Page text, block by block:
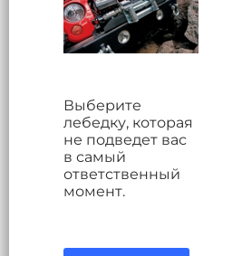
Лебедка электрическая 12V
Electric Winch 2000lbs / 907 кг
стальной трос, артикул
Выберите
лебедку, которая
не подведет вас
в самый
ответственный
момент.